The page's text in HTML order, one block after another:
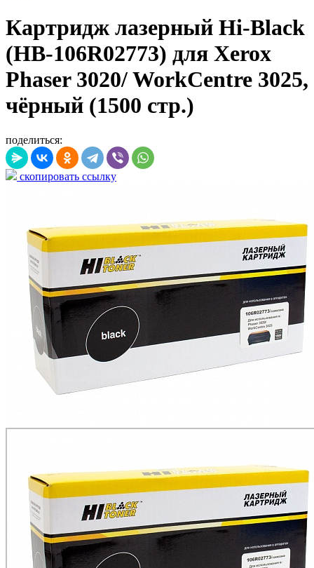
Картридж лазерный Hi-Black
(HB-106R02773) для Xerox
Phaser 3020/ WorkCentre 3025,
чёрный (1500 стр.)
поделиться:
скопировать ссылку